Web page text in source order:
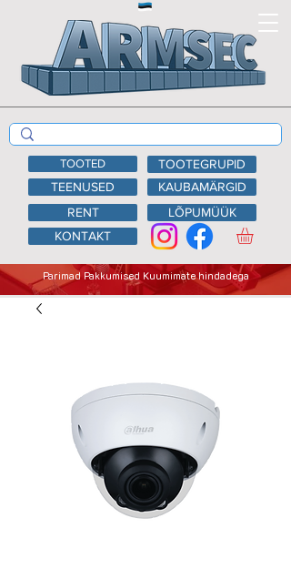
TEENUSED
KAUBAMÄRGID
RENT
LÕPUMÜÜK
KONTAKT
Parimad Pakkumised Kuumimate hindadega
TOOTED TOOTEGRUPID